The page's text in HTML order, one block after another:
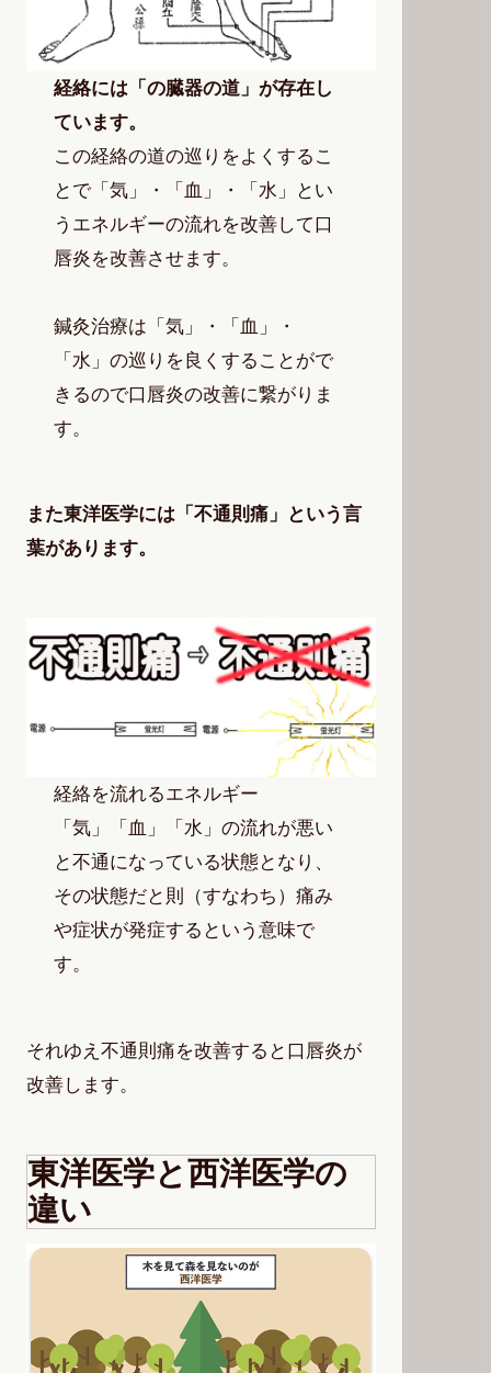
経絡には「の臓器の道」が存在し
ています。
この経絡の道の巡りをよくするこ
とで「気」・「血」・「水」とい
うエネルギーの流れを改善して口
唇炎を改善させます。
鍼灸治療は「気」・「血」・
「水」の巡りを良くすることがで
きるので口唇炎の改善に繋がりま
す。
また東洋医学には「不通則痛」という言
葉があります。
経絡を流れるエネルギー
「気」「血」「水」の流れが悪い
と不通になっている状態となり、
その状態だと則（すなわち）痛み
や症状が発症するという意味で
す。
それゆえ不通則痛を改善すると口唇炎が
改善します。
東洋医学と西洋医学の
違い